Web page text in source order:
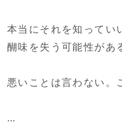
本当にそれを知って
醐味を失う可能性があ
悪いことは言わない。
…